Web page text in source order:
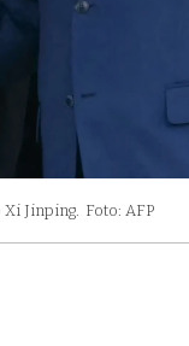
Jinping. Foto: AFP